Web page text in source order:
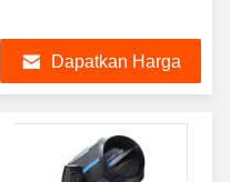
Dapatkan Harga